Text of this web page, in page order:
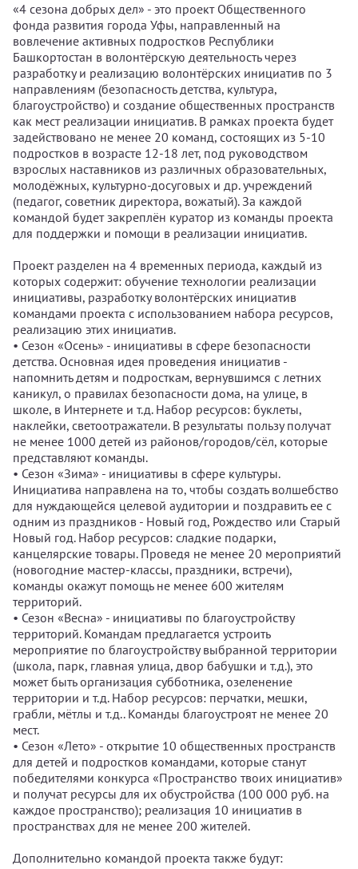
«4 сезона добрых дел» - это проект Общественного
фонда развития города Уфы, направленный на
вовлечение активных подростков Республики
Башкортостан в волонтёрскую деятельность через
разработку и реализацию волонтёрских инициатив по 3
направлениям (безопасность детства, культура,
благоустройство) и создание общественных пространств
как мест реализации инициатив. В рамках проекта будет
задействовано не менее 20 команд, состоящих из 5-10
подростков в возрасте 12-18 лет, под руководством
взрослых наставников из различных образовательных,
молодёжных, культурно-досуговых и др. учреждений
(педагог, советник директора, вожатый). За каждой
командой будет закреплён куратор из команды проекта
для поддержки и помощи в реализации инициатив.
Проект разделен на 4 временных периода, каждый из
которых содержит: обучение технологии реализации
инициативы, разработку волонтёрских инициатив
командами проекта с использованием набора ресурсов,
реализацию этих инициатив.
• Сезон «Осень» - инициативы в сфере безопасности
детства. Основная идея проведения инициатив -
напомнить детям и подросткам, вернувшимся с летних
каникул, о правилах безопасности дома, на улице, в
школе, в Интернете и т.д. Набор ресурсов: буклеты,
наклейки, светоотражатели. В результаты пользу получат
не менее 1000 детей из районов/городов/сёл, которые
представляют команды.
• Сезон «Зима» - инициативы в сфере культуры.
Инициатива направлена на то, чтобы создать волшебство
для нуждающейся целевой аудитории и поздравить ее с
одним из праздников - Новый год, Рождество или Старый
Новый год. Набор ресурсов: сладкие подарки,
канцелярские товары. Проведя не менее 20 мероприятий
(новогодние мастер-классы, праздники, встречи),
команды окажут помощь не менее 600 жителям
территорий.
• Сезон «Весна» - инициативы по благоустройству
территорий. Командам предлагается устроить
мероприятие по благоустройству выбранной территории
(школа, парк, главная улица, двор бабушки и т.д.), это
может быть организация субботника, озеленение
территории и т.д. Набор ресурсов: перчатки, мешки,
грабли, мётлы и т.д.. Команды благоустроят не менее 20
мест.
• Сезон «Лето» - открытие 10 общественных пространств
для детей и подростков командами, которые станут
победителями конкурса «Пространство твоих инициатив»
и получат ресурсы для их обустройства (100 000 руб. на
каждое пространство); реализация 10 инициатив в
пространствах для не менее 200 жителей.
Дополнительно командой проекта также будут: